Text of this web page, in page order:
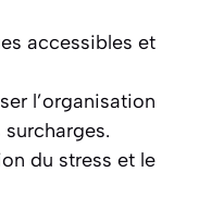
accessibles et
l’organisation
du stress et le